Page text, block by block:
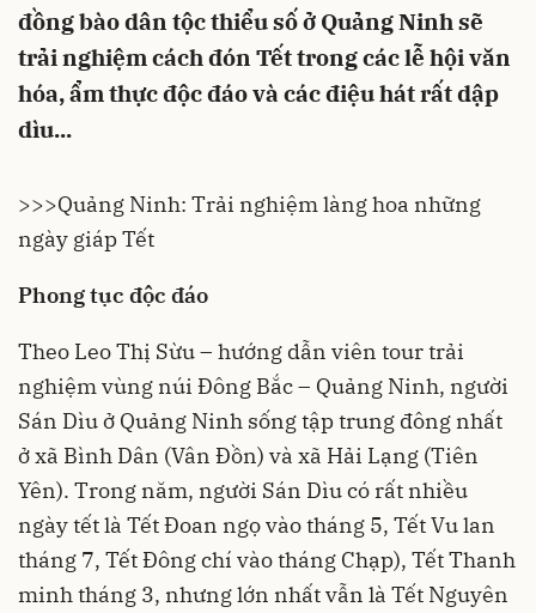
đồng bào dân tộc thiểu số ở Quảng Ninh sẽ
trải nghiệm cách đón Tết trong các lễ hội văn
hóa, ẩm thực độc đáo và các điệu hát rất dập
dìu...
>>>Quảng Ninh: Trải nghiệm làng hoa những
ngày giáp Tết
Phong tục độc đáo
Theo Leo Thị Sừu – hướng dẫn viên tour trải
nghiệm vùng núi Đông Bắc – Quảng Ninh, người
Sán Dìu ở Quảng Ninh sống tập trung đông nhất
ở xã Bình Dân (Vân Đồn) và xã Hải Lạng (Tiên
Yên). Trong năm, người Sán Dìu có rất nhiều
ngày tết là Tết Đoan ngọ vào tháng 5, Tết Vu lan
tháng 7, Tết Đông chí vào tháng Chạp), Tết Thanh
minh tháng 3, nhưng lớn nhất vẫn là Tết Nguyên